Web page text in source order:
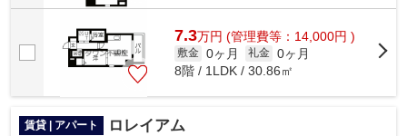
7.3万円 (管理費等：14,000円 )
敷金 0ヶ月 礼金 0ヶ月
8階 / 1LDK / 30.86㎡
賃貸 | アパート ロレイアム